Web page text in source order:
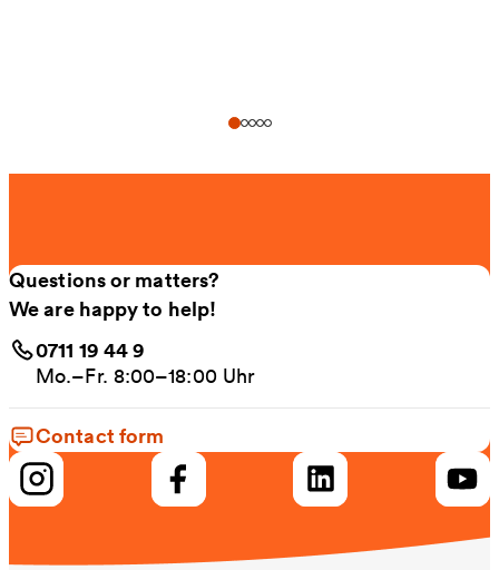
Questions or matters?
We are happy to help!
0711 19 44 9
Mo.–Fr. 8:00–18:00 Uhr
Contact form